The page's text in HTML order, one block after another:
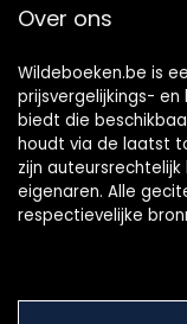
Over ons
Wildeboeken.be is
prijsvergelijkings-
biedt die
houdt via de laatst
zijn
eigenaren. Alle
respectievelijke